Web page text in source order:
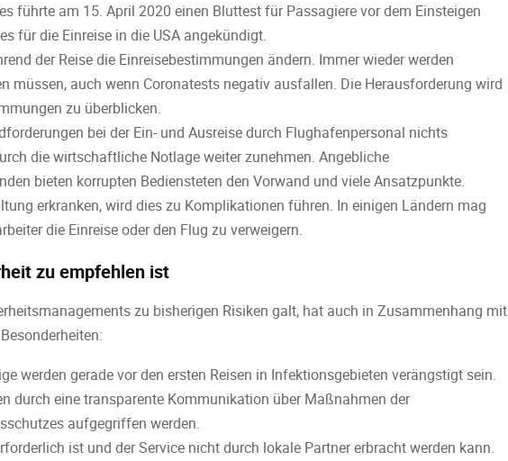
führte am 15. April 2020 einen Bluttest für Passagiere vor dem Einsteigen
für die Einreise in die USA angekündigt.
der Reise die Einreisebestimmungen ändern. Immer wieder werden
müssen, auch wenn Coronatests negativ ausfallen. Die Herausforderung wird
zu überblicken.
bei der Ein- und Ausreise durch Flughafenpersonal nichts
die wirtschaftliche Notlage weiter zunehmen. Angebliche
bieten korrupten Bediensteten den Vorwand und viele Ansatzpunkte.
erkranken, wird dies zu Komplikationen führen. In einigen Ländern mag
die Einreise oder den Flug zu verweigern.
zu empfehlen ist
zu bisherigen Risiken galt, hat auch in Zusammenhang mit
werden gerade vor den ersten Reisen in Infektionsgebieten verängstigt sein.
durch eine transparente Kommunikation über Maßnahmen der
aufgegriffen werden.
ist und der Service nicht durch lokale Partner erbracht werden kann.